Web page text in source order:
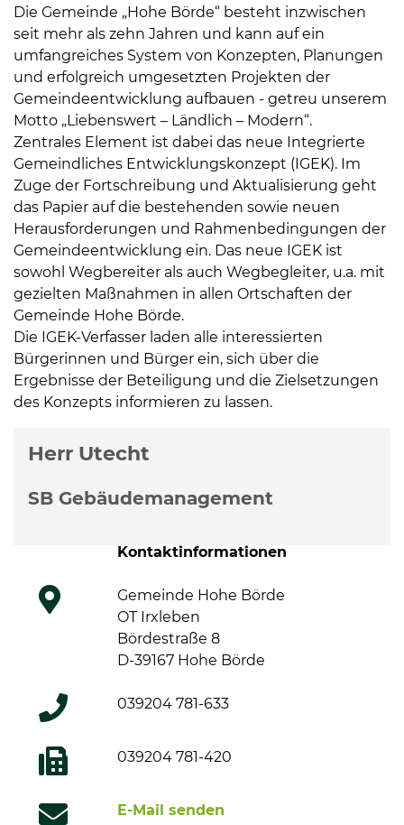
Die Gemeinde „Hohe Börde“ besteht inzwischen
seit mehr als zehn Jahren und kann auf ein
umfangreiches System von Konzepten, Planungen
und erfolgreich umgesetzten Projekten der
Gemeindeentwicklung aufbauen - getreu unserem
Motto „Liebenswert – Ländlich – Modern“.
Zentrales Element ist dabei das neue Integrierte
Gemeindliches Entwicklungskonzept (IGEK). Im
Zuge der Fortschreibung und Aktualisierung geht
das Papier auf die bestehenden sowie neuen
Herausforderungen und Rahmenbedingungen der
Gemeindeentwicklung ein. Das neue IGEK ist
sowohl Wegbereiter als auch Wegbegleiter, u.a. mit
gezielten Maßnahmen in allen Ortschaften der
Gemeinde Hohe Börde.
Die IGEK-Verfasser laden alle interessierten
Bürgerinnen und Bürger ein, sich über die
Ergebnisse der Beteiligung und die Zielsetzungen
des Konzepts informieren zu lassen.
Weitere Informationen
Herr Utecht
SB Gebäudemanagement
Kontaktinformationen
Gemeinde Hohe Börde
OT Irxleben
Bördestraße 8
D-39167 Hohe Börde
039204 781-633
039204 781-420
E-Mail senden